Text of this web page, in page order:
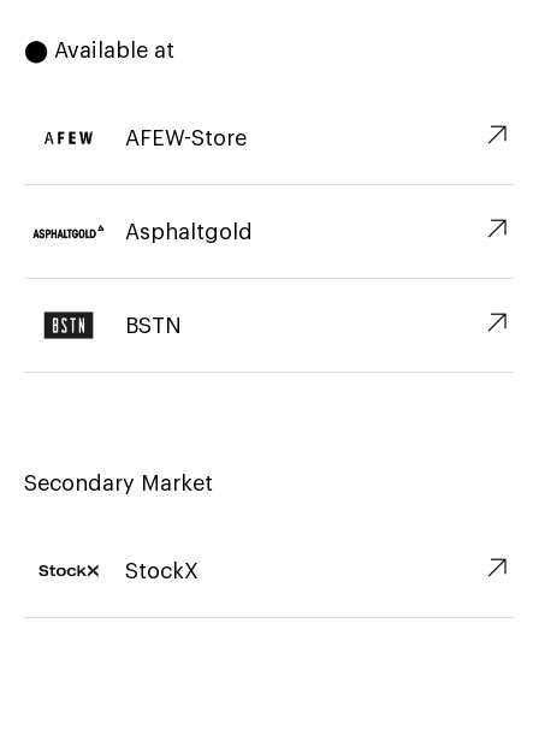
⬤ Available at
AFEW-Store ↗︎
Asphaltgold ↗︎
BSTN ↗︎
Secondary Market
StockX ↗︎